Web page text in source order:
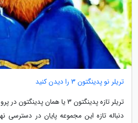
تریلر نو پدینگتون 3 را دیدن کنید
دنباله تازه این مجموعه پایان در دسترسی